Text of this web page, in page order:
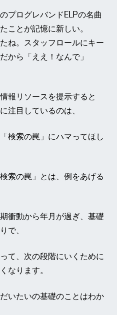
プログレバンドELPの名曲
ことが記憶に新しい。
ね。スタッフロールにキー
から「ええ！なんで」
報リソースを提示すると
注目しているのは、
検索の罠」にハマってほし
索の罠」とは、例をあげる
衝動から年月が過ぎ、基礎
で、
て、次の段階にいくために
なります。
いたいの基礎のことはわか